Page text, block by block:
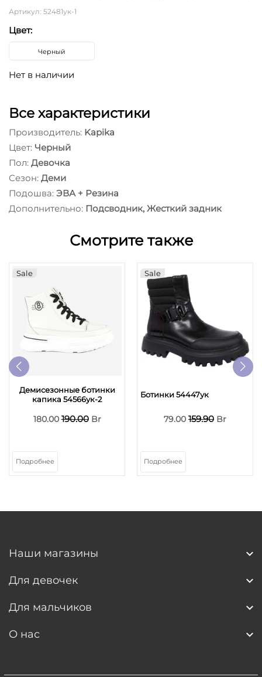
Артикул: 52481ук-1
Цвет:
Черный
Нет в наличии
Все характеристики
Производитель: Kapika
Цвет: Черный
Пол: Девочка
Сезон: Деми
Подошва: ЭВА + Резина
Дополнительно: Подсводник, Жесткий задник
Смотрите также
Sale
Демисезонные ботинки
капика 54566ук-2
180.00190.00Br
Подробнее
Sale
Ботинки 54447ук
79.00 159.90 Br
Подробнее
Наши магазины
Для девочек
Для мальчиков
О нас